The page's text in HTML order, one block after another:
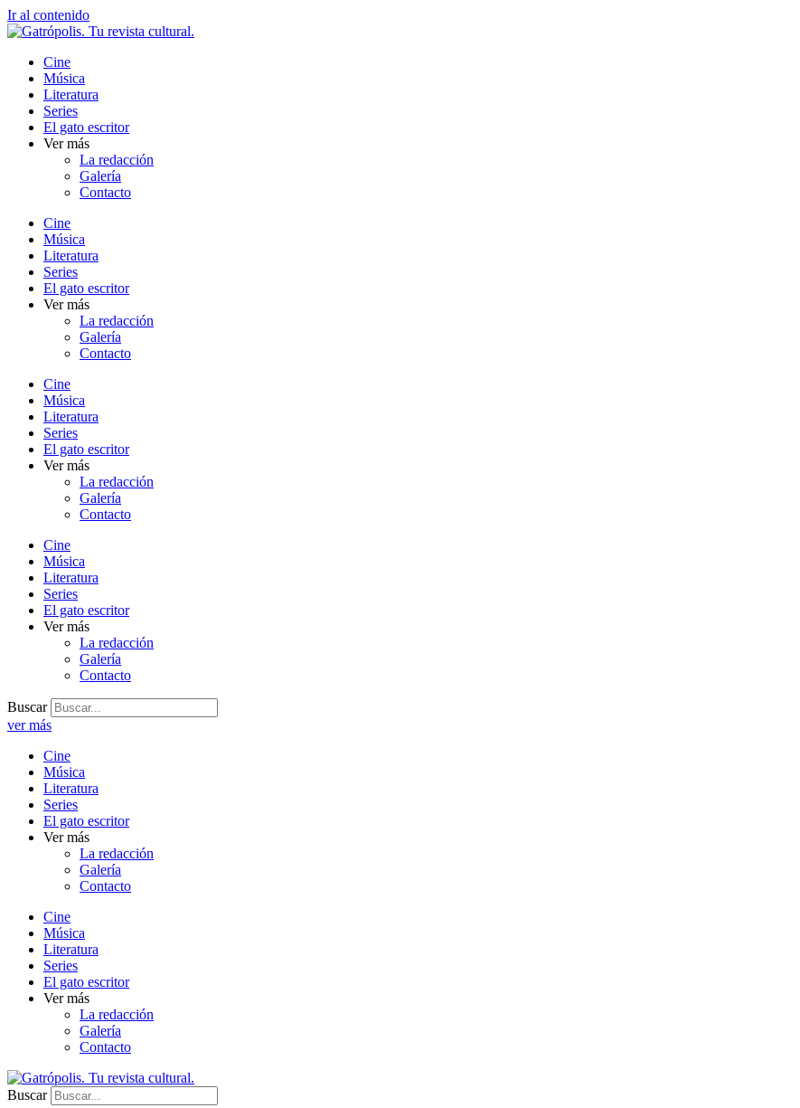
Ir al contenido
Cine
Música
Literatura
Series
El gato escritor
Ver más
La redacción
Galería
Contacto
Cine
Música
Literatura
Series
El gato escritor
Ver más
La redacción
Galería
Contacto
Cine
Música
Literatura
Series
El gato escritor
Ver más
La redacción
Galería
Contacto
Cine
Música
Literatura
Series
El gato escritor
Ver más
La redacción
Galería
Contacto
Buscar
ver más
Cine
Música
Literatura
Series
El gato escritor
Ver más
La redacción
Galería
Contacto
Cine
Música
Literatura
Series
El gato escritor
Ver más
La redacción
Galería
Contacto
Buscar